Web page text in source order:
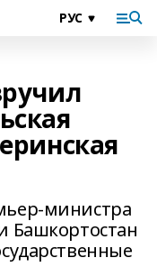
министра
Башкортостан